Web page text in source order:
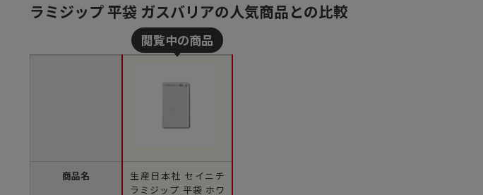
ラミジップ 平袋 ガスバリアの人気商品との比較
商品名
生産日本社 セイニチ
ラミジップ 平袋 ホワ